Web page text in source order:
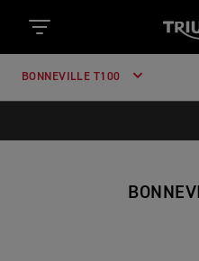
BONNEVILLE T100